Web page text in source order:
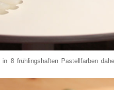
8 frühlingshaften Pastellfarben